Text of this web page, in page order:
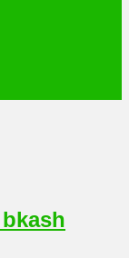
bkash